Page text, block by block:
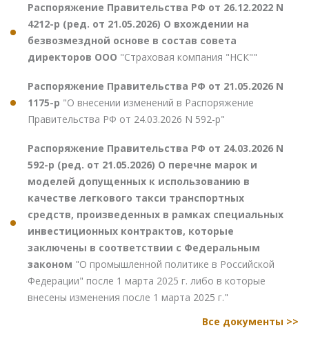
Распоряжение Правительства РФ от 26.12.2022 N
4212-р (ред. от 21.05.2026) О вхождении на
безвозмездной основе в состав совета
директоров ООО "Страховая компания "НСК""
Распоряжение Правительства РФ от 21.05.2026 N
1175-р "О внесении изменений в Распоряжение
Правительства РФ от 24.03.2026 N 592-р"
Распоряжение Правительства РФ от 24.03.2026 N
592-р (ред. от 21.05.2026) О перечне марок и
моделей допущенных к использованию в
качестве легкового такси транспортных
средств, произведенных в рамках специальных
инвестиционных контрактов, которые
заключены в соответствии с Федеральным
законом "О промышленной политике в Российской
Федерации" после 1 марта 2025 г. либо в которые
внесены изменения после 1 марта 2025 г."
Все документы >>